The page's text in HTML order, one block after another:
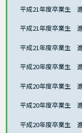
平成21年度卒業生
平成21年度卒業生
平成21年度卒業生
平成20年度卒業生
平成20年度卒業生
平成20年度卒業生
平成20年度卒業生